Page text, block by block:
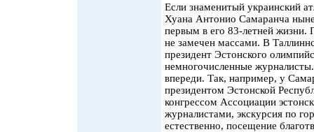
Если знаменитый украинский
Хуана Антонио Самаранча
первым в его 83-летней жизни.
не замечен массами. В
президент Эстонского
немногочисленные
впереди. Так, например, у
президентом Эстонской
конгрессом Ассоциации
журналистами, экскурсия по
естественно, посещение